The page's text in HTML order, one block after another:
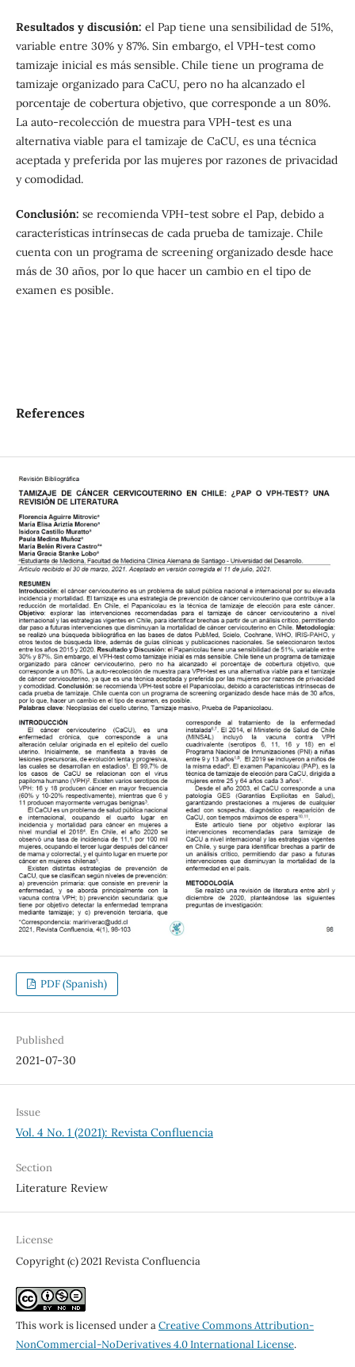
Resultados y discusión: el Pap tiene una sensibilidad de 51%,
variable entre 30% y 87%. Sin embargo, el VPH-test como
tamizaje inicial es más sensible. Chile tiene un programa de
tamizaje organizado para CaCU, pero no ha alcanzado el
porcentaje de cobertura objetivo, que corresponde a un 80%.
La auto-recolección de muestra para VPH-test es una
alternativa viable para el tamizaje de CaCU, es una técnica
aceptada y preferida por las mujeres por razones de privacidad
y comodidad.
Conclusión: se recomienda VPH-test sobre el Pap, debido a
características intrínsecas de cada prueba de tamizaje. Chile
cuenta con un programa de screening organizado desde hace
más de 30 años, por lo que hacer un cambio en el tipo de
examen es posible.
References
PDF (Spanish)
Published
2021-07-30
Issue
Vol. 4 No. 1 (2021): Revista Confluencia
Section
Literature Review
License
Copyright (c) 2021 Revista Confluencia
This work is licensed under aCreative Commons Attribution-
NonCommercial-NoDerivatives 4.0 International License.